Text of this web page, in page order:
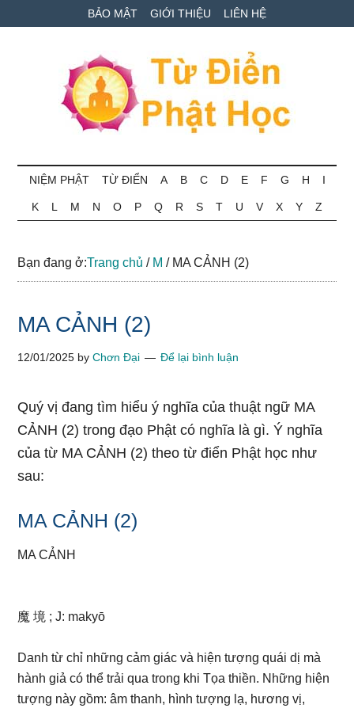
to
to
qua
BẢO MẬT GIỚI THIỆU LIÊN HỆ
Từ
điển
Phật
học
ngữ
NIỆM PHẬT TỪ ĐIỂN A B C D E F G H I
K L M N O P Q R S T U V X Y Z
Bạn đang ở:Trang chủ / M /MA CẢNH (2)
MA CẢNH (2)
12/01/2025 byChơn Đại Để lại bình luận
Quý vị đang tìm hiểu ý nghĩa của thuật ngữ MA
CẢNH (2) trong đạo Phật có nghĩa là gì. Ý nghĩa
của từ MA CẢNH (2) theo từ điển Phật học như
sau:
MA CẢNH (2)
MA CẢNH
魔 境 ; J: makyō
Danh từ chỉ những cảm giác và hiện tượng quái dị mà
hành giả có thể trải qua trong khi Tọa thiền. Những hiện
tượng này gồm: âm thanh, hình tượng lạ, hương vị,